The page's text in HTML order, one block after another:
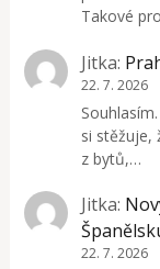
Takové
Jitka:
22. 7. 2026
si stěžuje,
z bytů,…
Jitka:
22. 7. 2026